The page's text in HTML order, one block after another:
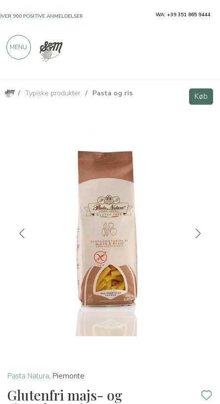
/ Typiske produkter / Pasta og ris Køb
Pasta Natura, Piemonte
Glutenfri majs- og
Glutenfri majs- og rismakaroni 250g Køb
900 POSITIVE ANMELDELSER WA: +39 351 865 9444
MENU